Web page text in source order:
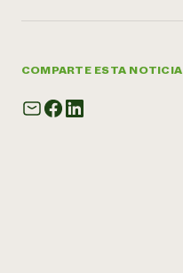
COMPARTE ESTA NOTICIA